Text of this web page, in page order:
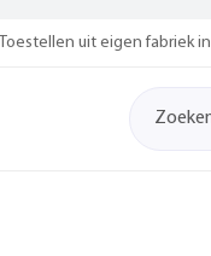
Toestellen uit eigen fabriek